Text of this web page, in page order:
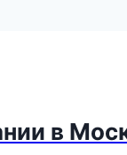
в